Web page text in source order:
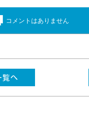
コメントはありません